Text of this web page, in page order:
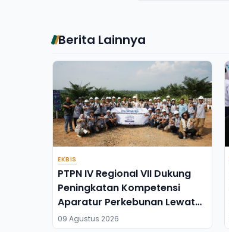
Berita Lainnya
EKBIS
PTPN IV Regional VII Dukung
Peningkatan Kompetensi
Aparatur Perkebunan Lewat
Pelatihan di Way Kanan
09 Agustus 2026